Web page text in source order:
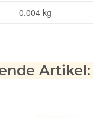
0,004 kg
Artikel: